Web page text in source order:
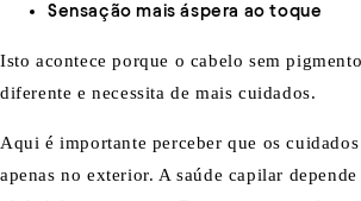
Sensação mais áspera ao toque
Isto acontece porque o cabelo sem
diferente e necessita de mais cuidados.
Aqui é importante perceber que os
apenas no exterior. A saúde capilar